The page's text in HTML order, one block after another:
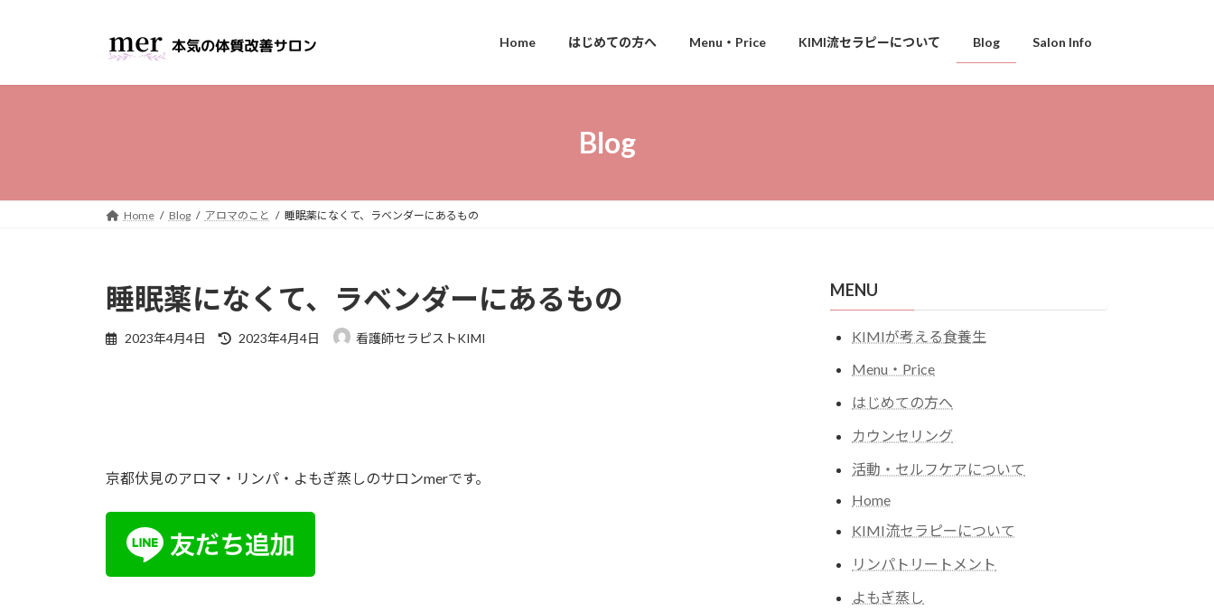
プ
動
Home はじめての方へ Menu・Price KIMI流セラピーについて Blog Salon Info
Blog
Home Blog アロマのこと 睡眠薬になくて、ラベンダーにあるもの
睡眠薬になくて、ラベンダーにあるもの
2023年4月4日
最
2023年4月4日 看護師セラピストKIMI
京都伏見のアロマ・リンパ・よもぎ蒸しのサロンmerです。
MENU
KIMIが考える食養生
Menu・Price
はじめての方へ
カウンセリング
活動・セルフケアについて
Home
KIMI流セラピーについて
リンパトリートメント
よもぎ蒸し